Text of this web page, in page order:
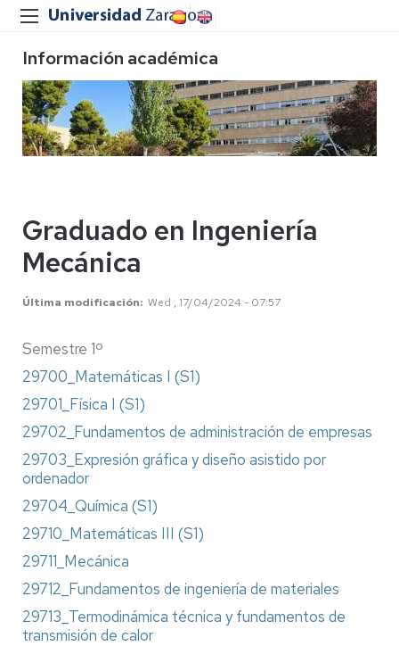
Información académica
Graduado en Ingeniería
Mecánica
Última modificación Wed , 17/04/2024 - 07:57
Semestre 1º
29700_Matemáticas I (S1)
29701_Física I (S1)
29702_Fundamentos de administración de empresas
29703_Expresión gráfica y diseño asistido por
ordenador
29704_Química (S1)
29710_Matemáticas III (S1)
29711_Mecánica
29712_Fundamentos de ingeniería de materiales
29713_Termodinámica técnica y fundamentos de
transmisión de calor